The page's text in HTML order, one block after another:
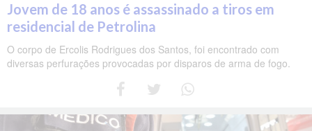
Jovem de 18 anos é assassinado a tiros em
residencial de Petrolina
O corpo de Ercolis Rodrigues dos Santos, foi encontrado com
diversas perfurações provocadas por disparos de arma de fogo.